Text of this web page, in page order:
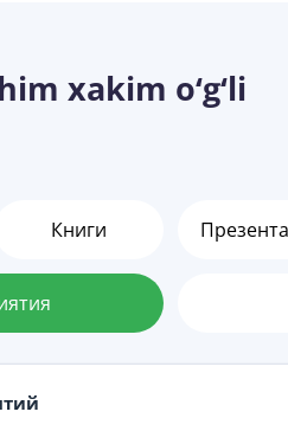
xakim o‘g‘li
Книги